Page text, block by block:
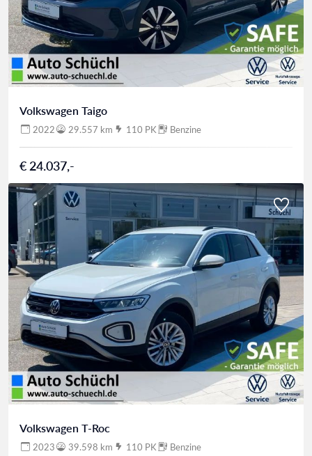
Volkswagen Taigo
2022 29.557 km 110 PK Benzine
€ 24.037,-
Volkswagen T-Roc
2023 39.598 km 110 PK Benzine